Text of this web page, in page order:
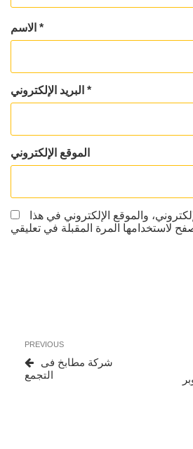
*
*
الموقع الإلكتروني
والموقع الإلكتروني في هذا
المقالات
Previous
Post
PREVIOUS
شركة مطابخ فى
التجمع